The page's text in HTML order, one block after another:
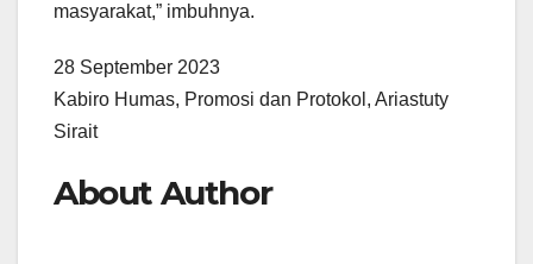
masyarakat,” imbuhnya.
28 September 2023
Kabiro Humas, Promosi dan Protokol, Ariastuty
Sirait
About Author